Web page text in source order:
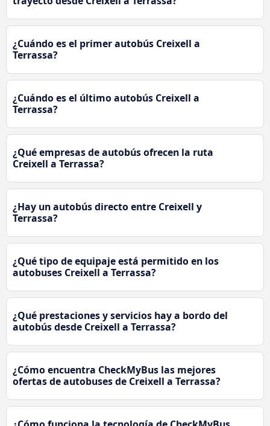
¿Cuándo es el primer autobús Creixell a
Terrassa?
¿Cuándo es el último autobús Creixell a
Terrassa?
¿Qué empresas de autobús ofrecen la ruta
Creixell a Terrassa?
¿Hay un autobús directo entre Creixell y
Terrassa?
¿Qué tipo de equipaje está permitido en los
autobuses Creixell a Terrassa?
¿Qué prestaciones y servicios hay a bordo del
autobús desde Creixell a Terrassa?
¿Cómo encuentra CheckMyBus las mejores
ofertas de autobuses de Creixell a Terrassa?